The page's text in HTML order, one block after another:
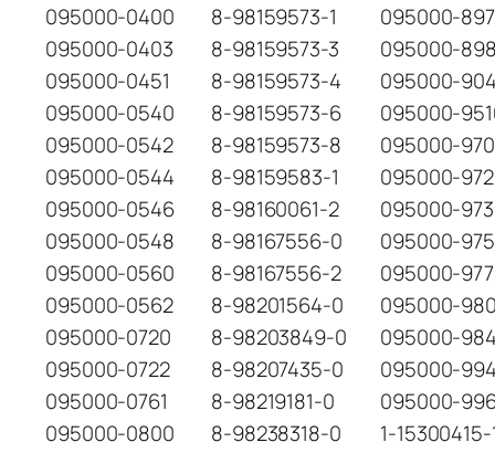
095000-0400
8-98159573-1
095000-
095000-0403
8-98159573-3
095000-
095000-0451
8-98159573-4
095000-
095000-0540
8-98159573-6
095000-
095000-0542
8-98159573-8
095000-
095000-0544
8-98159583-1
095000-
095000-0546
8-98160061-2
095000-
095000-0548
8-98167556-0
095000-
095000-0560
8-98167556-2
095000-
095000-0562
8-98201564-0
095000-
095000-0720
8-98203849-0
095000-
095000-0722
8-98207435-0
095000-
095000-0761
8-98219181-0
095000-
095000-0800
8-98238318-0
1-15300415-